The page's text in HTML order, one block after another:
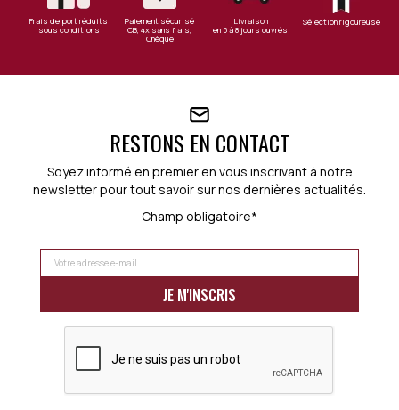
Frais de port réduits
sous conditions
Paiement sécurisé
CB, 4x sans frais,
Chèque
Livraison
en 5 à 8 jours ouvrés
Sélection rigoureuse
RESTONS EN CONTACT
Soyez informé en premier en vous inscrivant à notre
newsletter pour tout savoir sur nos dernières actualités.
Champ obligatoire*